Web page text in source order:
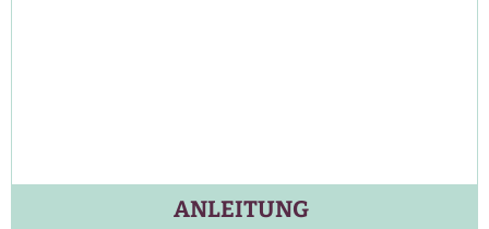
ANLEITUNG